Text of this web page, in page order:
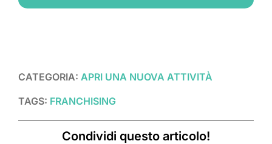
CATEGORIA: APRI UNA NUOVA ATTIVITÀ
TAGS: FRANCHISING
Condividi questo articolo!